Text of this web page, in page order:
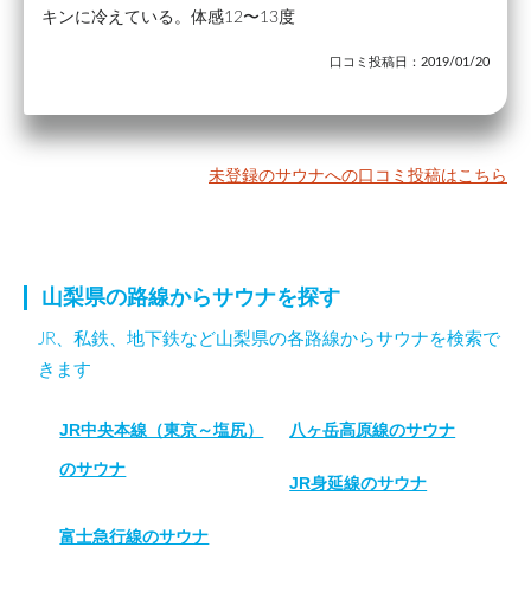
キンに冷えている。体感12〜13度
口コミ投稿日：2019/01/20
未登録のサウナへの口コミ投稿はこちら
山梨県の路線からサウナを探す
JR、私鉄、地下鉄など山梨県の各路線からサウナを検索で
きます
JR中央本線（東京～塩尻）
のサウナ
八ヶ岳高原線のサウナ
JR身延線のサウナ
富士急行線のサウナ